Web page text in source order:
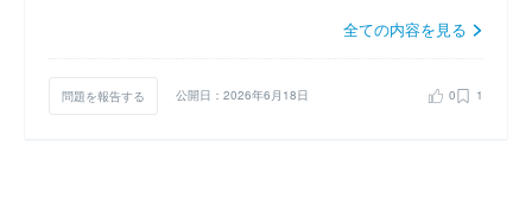
全ての内容を見る
問題を報告する 公開日：2026年6月18日 0 1